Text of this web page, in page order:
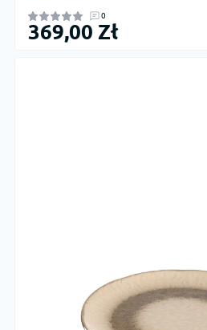
0
369,00 Zł